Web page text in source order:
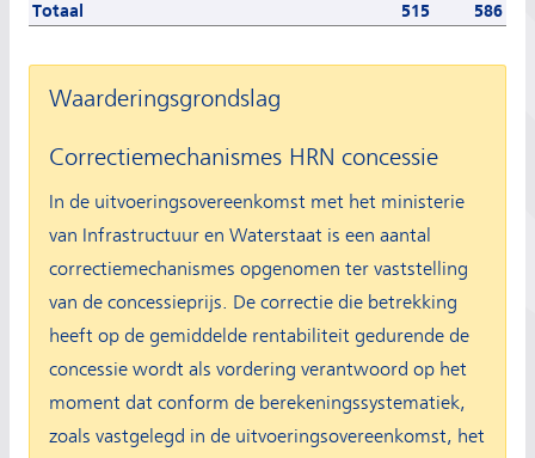
Totaal
515 586
Waarderingsgrondslag
Correctiemechanismes HRN concessie
In de uitvoeringsovereenkomst met het ministerie
van Infrastructuur en Waterstaat is een aantal
correctiemechanismes opgenomen ter vaststelling
van de concessieprijs. De correctie die betrekking
heeft op de gemiddelde rentabiliteit gedurende de
concessie wordt als vordering verantwoord op het
moment dat conform de berekeningssystematiek,
zoals vastgelegd in de uitvoeringsovereenkomst, het